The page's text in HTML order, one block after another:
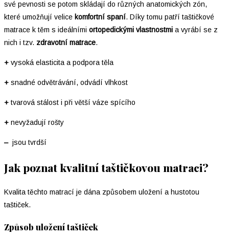
své pevnosti se potom skládají do různých anatomických zón,
které umožňují velice komfortní spaní. Díky tomu patří taštičkové
matrace k těm s ideálními ortopedickými vlastnostmi a vyrábí se z
nich i tzv. zdravotní matrace.
+ vysoká elasticita a podpora těla
+ snadné odvětrávání, odvádí vlhkost
+ tvarová stálost i při větší váze spícího
+ nevyžadují rošty
–jsou tvrdší
Jak poznat kvalitní taštičkovou matraci?
Kvalita těchto matrací je dána způsobem uložení a hustotou
taštiček.
Způsob uložení taštiček